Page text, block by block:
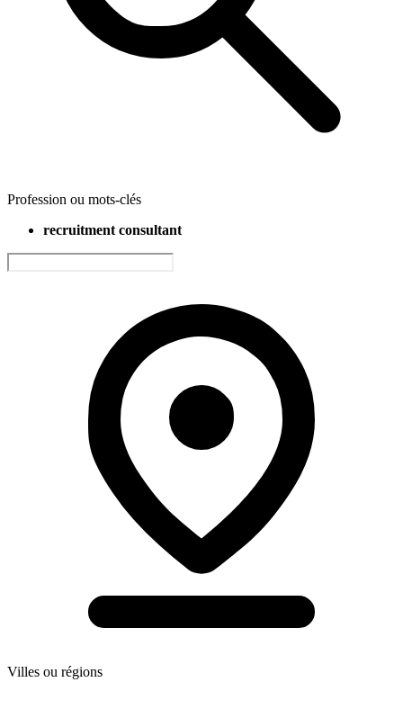
Profession ou mots-clés
recruitment consultant
Villes ou régions